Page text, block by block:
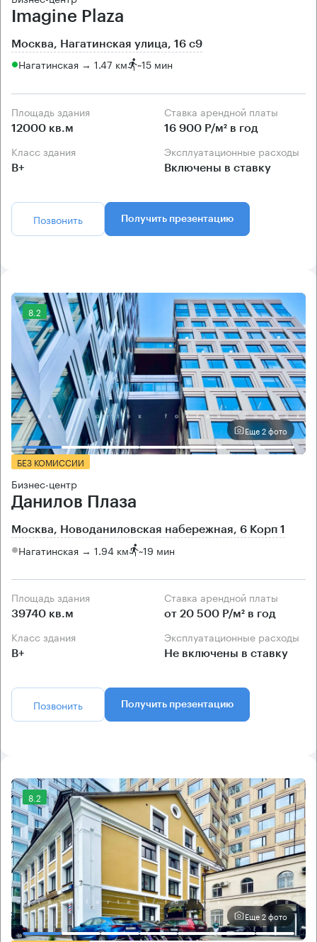
Imagine Plaza
Москва, Нагатинская улица, 16 с9
Нагатинская → 1.47 км ~15 мин
Площадь здания
12000 кв.м
Ставка арендной платы
16 900 Р/м² в год
Класс здания
B+
Эксплуатационные расходы
Включены в ставку
Позвонить Получить презентацию
8.2
Еще 2 фото
БЕЗ КОМИССИИ
Бизнес-центр
Данилов Плаза
Москва, Новоданиловская набережная, 6 Корп 1
Нагатинская → 1.94 км ~19 мин
Площадь здания
39740 кв.м
Ставка арендной платы
от 20 500 Р/м² в год
Класс здания
B+
Эксплуатационные расходы
Не включены в ставку
Позвонить Получить презентацию
8.2
Еще 2 фото